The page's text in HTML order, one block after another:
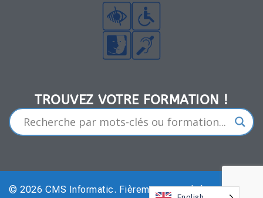
TROUVEZ VOTRE FORMATION !​
© 2026 CMS Informatic. Fièrement propulsé parSydney